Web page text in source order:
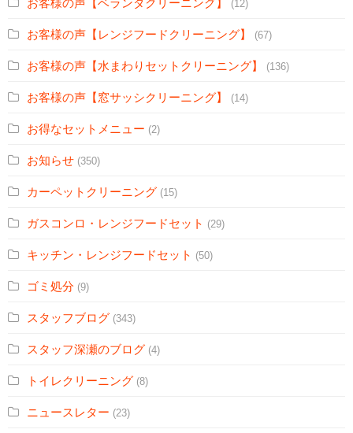
お客様の声【ベランダクリーニング】 (12)
お客様の声【レンジフードクリーニング】 (67)
お客様の声【水まわりセットクリーニング】 (136)
お客様の声【窓サッシクリーニング】 (14)
お得なセットメニュー (2)
お知らせ (350)
カーペットクリーニング (15)
ガスコンロ・レンジフードセット (29)
キッチン・レンジフードセット (50)
ゴミ処分 (9)
スタッフブログ (343)
スタッフ深瀬のブログ (4)
トイレクリーニング (8)
ニュースレター (23)